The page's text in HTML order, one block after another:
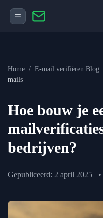
Home / E-mail verifiëren Blog
mails
Hoe bouw je
bedrijven?
Gepubliceerd: 2 april 2025 •